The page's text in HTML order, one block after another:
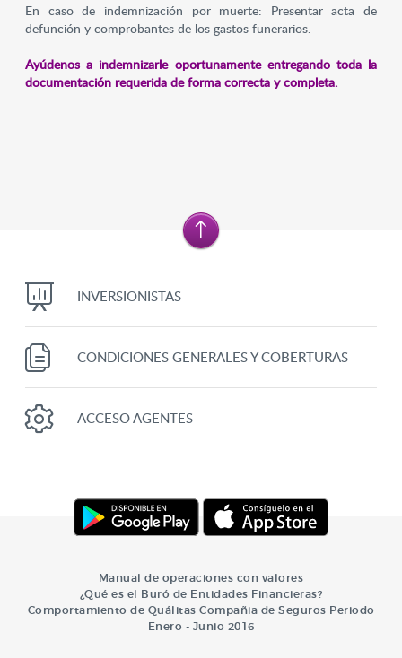
En caso de indemnización por muerte: Presentar acta de
defunción y comprobantes de los gastos funerarios.
Ayúdenos a indemnizarle oportunamente entregando toda la
documentación requerida de forma correcta y completa.
INVERSIONISTAS
CONDICIONES GENERALES Y COBERTURAS
ACCESO AGENTES
Manual de operaciones con valores
¿Qué es el Buró de Entidades Financieras?
Comportamiento de Quálitas Compañia de Seguros Periodo
Enero - Junio 2016